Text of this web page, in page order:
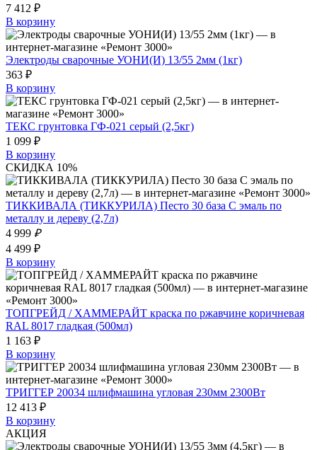
7 412 ₽
В корзину
Электроды сварочные УОНИ(И) 13/55 2мм (1кг)
363 ₽
В корзину
ТЕКС грунтовка ГФ-021 серый (2,5кг)
1 099 ₽
В корзину
СКИДКА 10%
ТИККИВАЛА (ТИККУРИЛА) Песто 30 база C эмаль по
металлу и дереву (2,7л)
4 999 ₽
4 499 ₽
В корзину
ТОПГРЕЙД / ХАММЕРАЙТ краска по ржавчине коричневая
RAL 8017 гладкая (500мл)
1 163 ₽
В корзину
ТРИГГЕР 20034 шлифмашина угловая 230мм 2300Вт
12 413 ₽
В корзину
АКЦИЯ